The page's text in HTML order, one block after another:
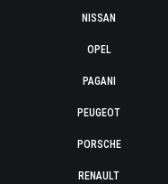
NISSAN
OPEL
PAGANI
PEUGEOT
PORSCHE
RENAULT